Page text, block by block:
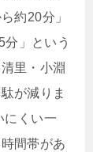
約20分」
分」という
里・小淵
が減りま
にくい一
間帯があ